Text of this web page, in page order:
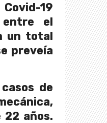
19
el
un total
preveía
de
22 años.